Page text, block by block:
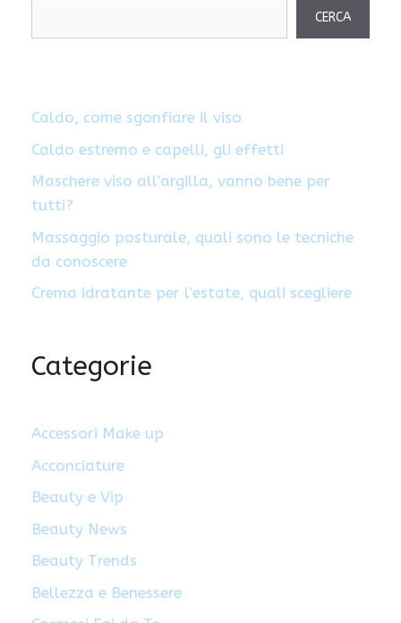
CERCA
Caldo, come sgonfiare il viso
Caldo estremo e capelli, gli effetti
Maschere viso all’argilla, vanno bene per
tutti?
Massaggio posturale, quali sono le tecniche
da conoscere
Crema idratante per l’estate, quali scegliere
Categorie
Accessori Make up
Acconciature
Beauty e Vip
Beauty News
Beauty Trends
Bellezza e Benessere